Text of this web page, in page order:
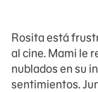
Rosita está
al cine. Mami le
nublados en su
sentimientos.